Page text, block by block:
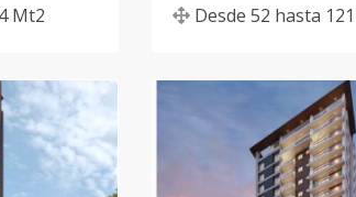
Mt2
Desde 52 hasta 121